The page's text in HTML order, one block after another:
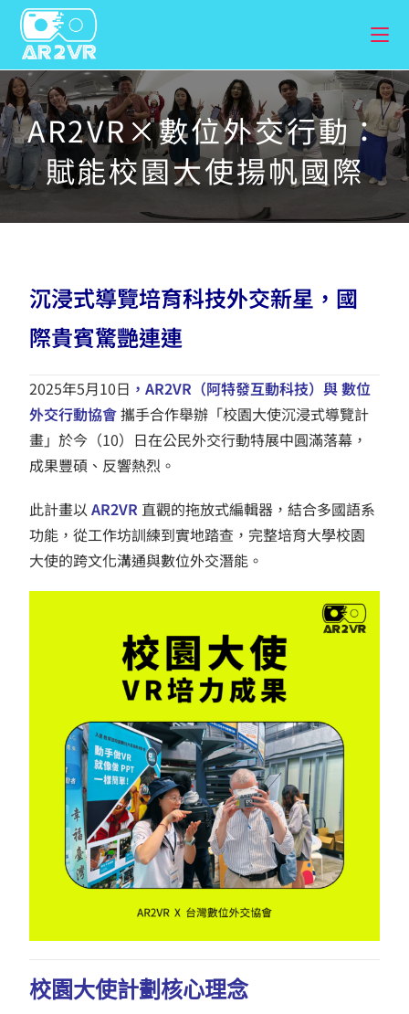
AR2VR×數位外交行動：
賦能校園大使揚帆國際
沉浸式導覽培育科技外交新星，國
際貴賓驚艷連連
2025年5月10日 ，AR2VR（阿特發互動科技）與數位
外交行動協會攜手合作舉辦「校園大使沉浸式導覽計
畫」於今（10）日在公民外交行動特展中圓滿落幕，
成果豐碩、反響熱烈。
此計畫以 AR2VR 直觀的拖放式編輯器，結合多國語系
功能，從工作坊訓練到實地踏查，完整培育大學校園
大使的跨文化溝通與數位外交潛能。
校園大使計劃核心理念